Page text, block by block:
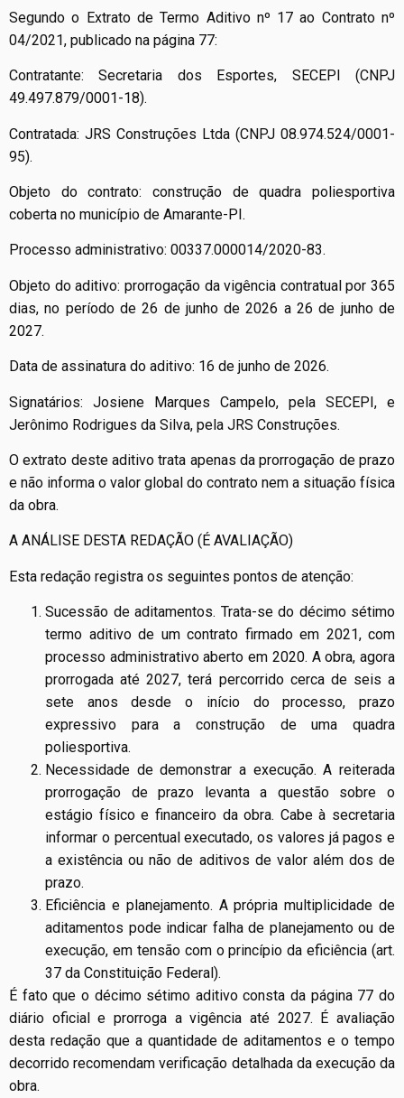
Segundo o Extrato de Termo Aditivo nº 17 ao Contrato nº
04/2021, publicado na página 77:
Contratante: Secretaria dos Esportes, SECEPI (CNPJ
49.497.879/0001-18).
Contratada: JRS Construções Ltda (CNPJ 08.974.524/0001-
95).
Objeto do contrato: construção de quadra poliesportiva
coberta no município de Amarante-PI.
Processo administrativo: 00337.000014/2020-83.
Objeto do aditivo: prorrogação da vigência contratual por 365
dias, no período de 26 de junho de 2026 a 26 de junho de
2027.
Data de assinatura do aditivo: 16 de junho de 2026.
Signatários: Josiene Marques Campelo, pela SECEPI, e
Jerônimo Rodrigues da Silva, pela JRS Construções.
O extrato deste aditivo trata apenas da prorrogação de prazo
e não informa o valor global do contrato nem a situação física
da obra.
A ANÁLISE DESTA REDAÇÃO (É AVALIAÇÃO)
Esta redação registra os seguintes pontos de atenção:
Sucessão de aditamentos. Trata-se do décimo sétimo
termo aditivo de um contrato firmado em 2021, com
processo administrativo aberto em 2020. A obra, agora
prorrogada até 2027, terá percorrido cerca de seis a
sete anos desde o início do processo, prazo
expressivo para a construção de uma quadra
poliesportiva.
Necessidade de demonstrar a execução. A reiterada
prorrogação de prazo levanta a questão sobre o
estágio físico e financeiro da obra. Cabe à secretaria
informar o percentual executado, os valores já pagos e
a existência ou não de aditivos de valor além dos de
prazo.
Eficiência e planejamento. A própria multiplicidade de
aditamentos pode indicar falha de planejamento ou de
execução, em tensão com o princípio da eficiência (art.
37 da Constituição Federal).
É fato que o décimo sétimo aditivo consta da página 77 do
diário oficial e prorroga a vigência até 2027. É avaliação
desta redação que a quantidade de aditamentos e o tempo
decorrido recomendam verificação detalhada da execução da
obra.